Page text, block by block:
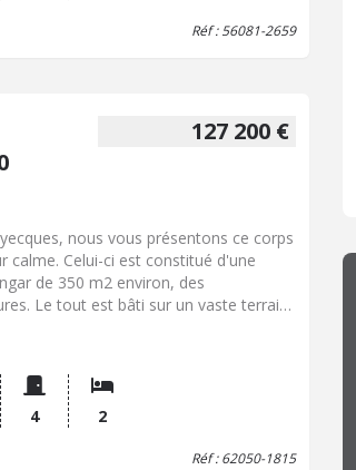
Réf : 56081-2659
127 200 €
nous vous présentons ce corps
calme. Celui-ci est constitué d'une
de 350 m2 environ, des
Le tout est bâti sur un vaste terrain
cave, et d'un stationnement permettant
A visiter rapidement.... Idéal pour
4 2
Réf : 62050-1815